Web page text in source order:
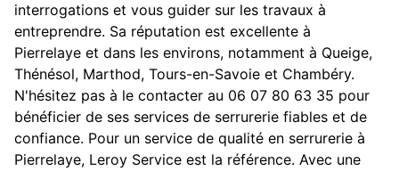
interrogations et vous guider sur les travaux à
entreprendre. Sa réputation est excellente à
Pierrelaye et dans les environs, notamment à Queige,
Thénésol, Marthod, Tours-en-Savoie et Chambéry.
N'hésitez pas à le contacter au 06 07 80 63 35 pour
bénéficier de ses services de serrurerie fiables et de
confiance. Pour un service de qualité en serrurerie à
Pierrelaye, Leroy Service est la référence. Avec une